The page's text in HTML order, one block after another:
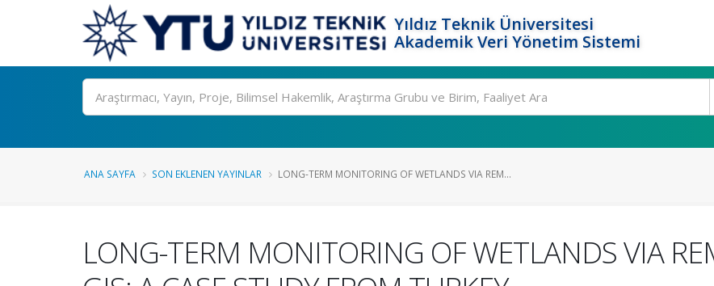
Yıldız Teknik Üniversitesi
Akademik Veri Yönetim Sistemi
Ara
ANA SAYFA SON EKLENEN YAYINLAR LONG-TERM MONITORING OF WETLANDS VIA REM...
LONG-TERM MONITORING OF WETLANDS VIA